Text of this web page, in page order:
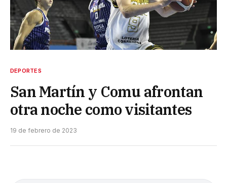
DEPORTES
San Martín y Comu afrontan
otra noche como visitantes
19 de febrero de 2023